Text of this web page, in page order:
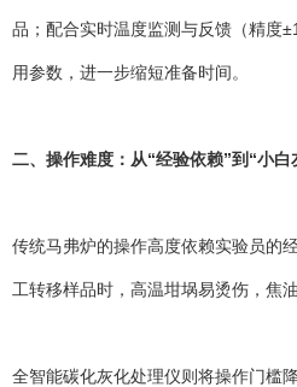
品；配合实时温度监测与反馈（精度
用参数，进一步缩短准备时间。
二、操作难度：从“经验依赖”到“小白
传统马弗炉的操作高度依赖实验员的
工转移样品时，高温坩埚易烫伤，焦
全智能碳化灰化处理仪则将操作门槛